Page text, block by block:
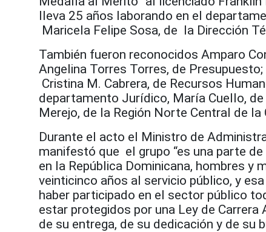
lleva 25 años laborando en el
Maricela Felipe Sosa, de la Dirección
También fueron reconocidos Amparo
Angelina Torres Torres, de
Cristina M. Cabrera, de Recursos
departamento Jurídico, María Cuello,
Merejo, de la Región Norte Central de la
Durante el acto el Ministro de
manifestó que el grupo “es una parte
en la República Dominicana, hombres y
veinticinco años al servicio público, y
haber participado en el sector público
estar protegidos por una Ley de
de su entrega, de su dedicación y de su